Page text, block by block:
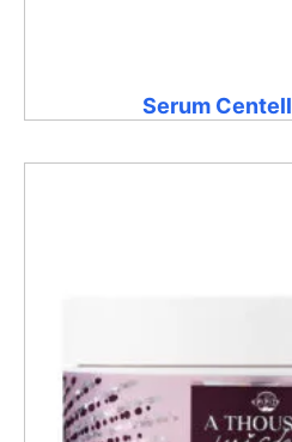
Serum